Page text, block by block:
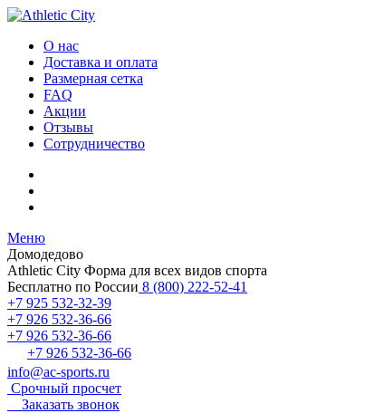
О нас
Доставка и оплата
Размерная сетка
FAQ
Акции
Отзывы
Сотрудничество
Меню
Домодедово
Athletic City Форма для всех видов спорта
Бесплатно по России 8 (800) 222-52-41
+7 925 532-32-39
+7 926 532-36-66
+7 926 532-36-66
+7 926 532-36-66
info@ac-sports.ru
Срочный просчет
Заказать звонок